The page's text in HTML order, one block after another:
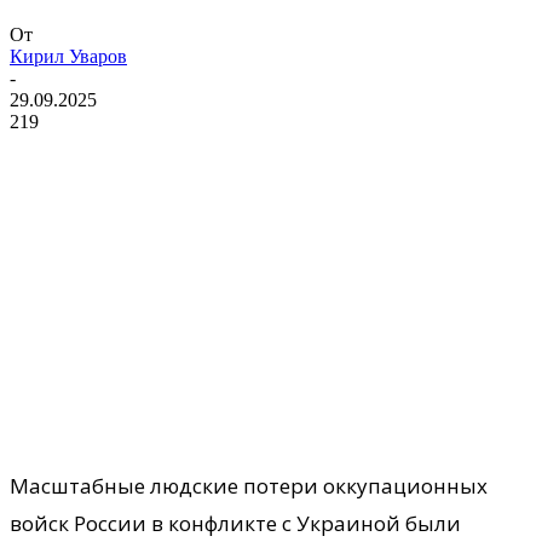
От
Кирил Уваров
-
29.09.2025
219
Масштабные людские потери оккупационных
войск России в конфликте с Украиной были